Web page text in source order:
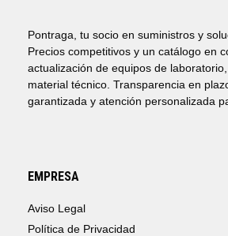
Pontraga, tu socio en suministros y
Precios competitivos y un catálogo en
actualización de equipos de
material técnico. Transparencia en
garantizada y atención personalizada
EMPRESA
Aviso Legal
Política de Privacidad